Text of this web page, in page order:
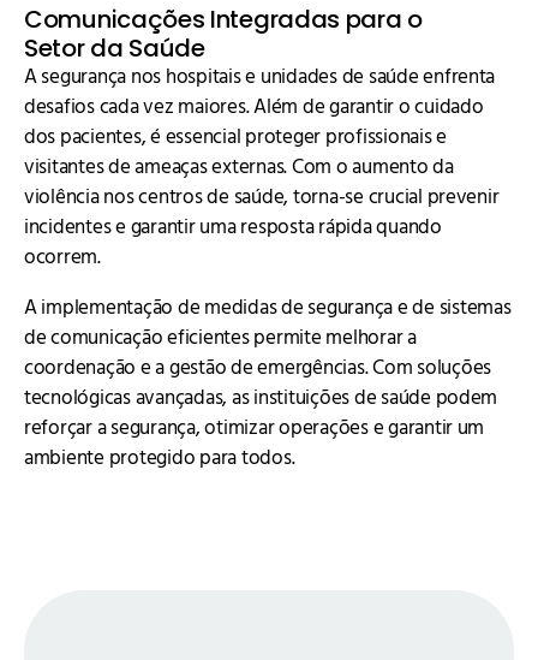
Comunicações Integradas para o
Setor da Saúde
A segurança nos hospitais e unidades de saúde enfrenta
desafios cada vez maiores. Além de garantir o cuidado
dos pacientes, é essencial proteger profissionais e
visitantes de ameaças externas. Com o aumento da
violência nos centros de saúde, torna-se crucial prevenir
incidentes e garantir uma resposta rápida quando
ocorrem.
A implementação de medidas de segurança e de sistemas
de comunicação eficientes permite melhorar a
coordenação e a gestão de emergências. Com soluções
tecnológicas avançadas, as instituições de saúde podem
reforçar a segurança, otimizar operações e garantir um
ambiente protegido para todos.